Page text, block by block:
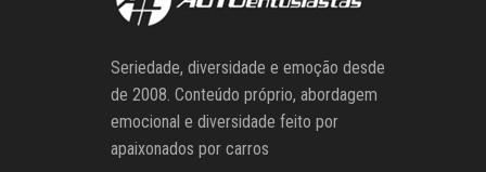
Seriedade, diversidade e emoção desde
de 2008. Conteúdo próprio, abordagem
emocional e diversidade feito por
apaixonados por carros